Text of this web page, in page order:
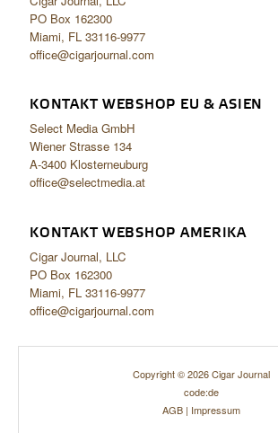
PO Box 162300
Miami, FL 33116-9977
office@cigarjournal.com
KONTAKT WEBSHOP EU & ASIEN
Select Media GmbH
Wiener Strasse 134
A-3400 Klosterneuburg
office@selectmedia.at
KONTAKT WEBSHOP AMERIKA
Cigar Journal, LLC
PO Box 162300
Miami, FL 33116-9977
office@cigarjournal.com
Copyright © 2026 Cigar Journal
code:de
AGB| Impressum